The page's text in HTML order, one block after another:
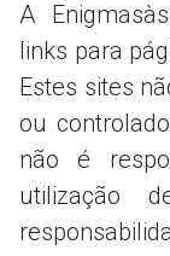
A
links para
Estes sites
ou
não é
utilização